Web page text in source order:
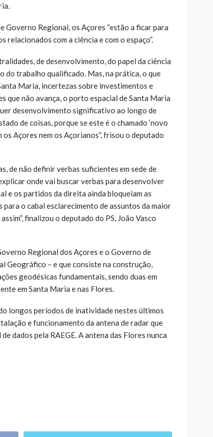
Governo Regional, os Açores “estão a ficar para
com a ciência e com o espaço”.
de desenvolvimento, do papel da ciência
do trabalho qualificado. Mas, na prática, o que
Maria, incertezas sobre investimentos e
que não avança, o porto espacial de Santa Maria
desenvolvimento significativo ao longo de
de coisas, porque se este é o chamado ‘novo
os Açores nem os Açorianos”, frisou o deputado
de não definir verbas suficientes em sede de
onde vai buscar verbas para desenvolver
e os partidos da direita ainda bloqueiam as
o cabal esclarecimento de assuntos da maior
finalizou o deputado do PS, João Vasco
Regional dos Açores e o Governo de
Geográfico – e que consiste na construção,
geodésicas fundamentais, sendo duas em
em Santa Maria e nas Flores.
longos períodos de inatividade nestes últimos
e funcionamento da antena de radar que
dados pela RAEGE. A antena das Flores nunca